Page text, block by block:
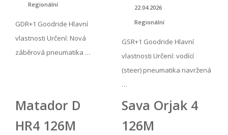
Regionální
GDR+1 Goodride Hlavní
vlastnosti Určení: Nová
záběrová pneumatika …
22.04.2026
Regionální
GSR+1 Goodride Hlavní
vlastnosti Určení: vodící
(steer) pneumatika navržená
…
Matador D
HR4 126M
Sava Orjak 4
126M